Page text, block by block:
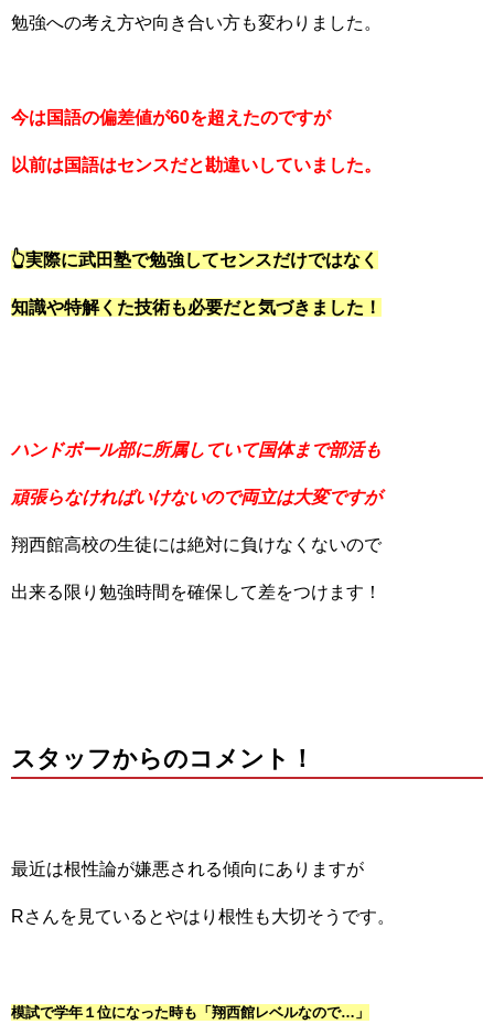
勉強への考え方や向き合い方も変わりました。
今は国語の偏差値が60を超えたのですが
以前は国語はセンスだと勘違いしていました。
👆実際に武田塾で勉強してセンスだけではなく
知識や特解くた技術も必要だと気づきました！
ハンドボール部に所属していて国体まで部活も
頑張らなければいけないので両立は大変ですが
翔西館高校の生徒には絶対に負けなくないので
出来る限り勉強時間を確保して差をつけます！
スタッフからのコメント！
最近は根性論が嫌悪される傾向にありますが
Rさんを見ているとやはり根性も大切そうです。
模試で学年１位になった時も「翔西館レベルなので…」